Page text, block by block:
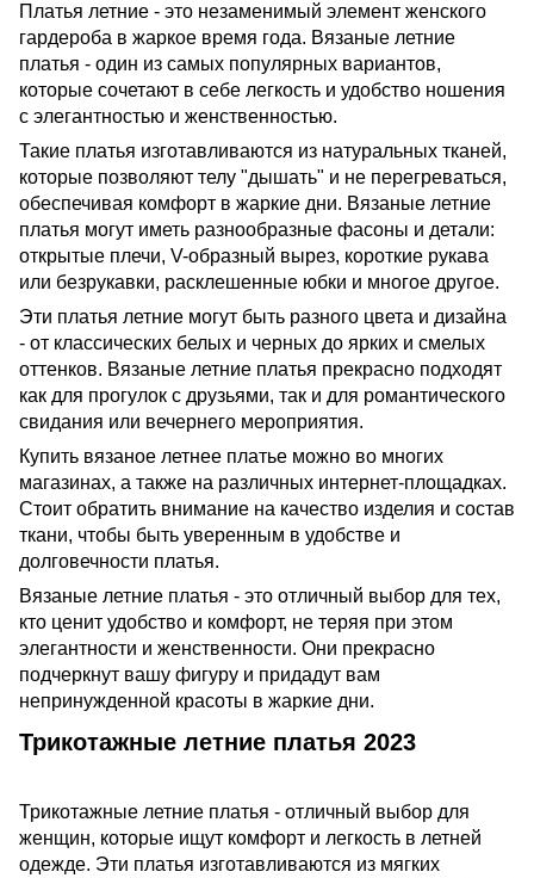
Платья летние - это незаменимый элемент женского
гардероба в жаркое время года. Вязаные летние
платья - один из самых популярных вариантов,
которые сочетают в себе легкость и удобство ношения
с элегантностью и женственностью.
Такие платья изготавливаются из натуральных тканей,
которые позволяют телу "дышать" и не перегреваться,
обеспечивая комфорт в жаркие дни. Вязаные летние
платья могут иметь разнообразные фасоны и детали:
открытые плечи, V-образный вырез, короткие рукава
или безрукавки, расклешенные юбки и многое другое.
Эти платья летние могут быть разного цвета и дизайна
- от классических белых и черных до ярких и смелых
оттенков. Вязаные летние платья прекрасно подходят
как для прогулок с друзьями, так и для романтического
свидания или вечернего мероприятия.
Купить вязаное летнее платье можно во многих
магазинах, а также на различных интернет-площадках.
Стоит обратить внимание на качество изделия и состав
ткани, чтобы быть уверенным в удобстве и
долговечности платья.
Вязаные летние платья - это отличный выбор для тех,
кто ценит удобство и комфорт, не теряя при этом
элегантности и женственности. Они прекрасно
подчеркнут вашу фигуру и придадут вам
непринужденной красоты в жаркие дни.
Трикотажные летние платья 2023
Трикотажные летние платья - отличный выбор для
женщин, которые ищут комфорт и легкость в летней
одежде. Эти платья изготавливаются из мягких